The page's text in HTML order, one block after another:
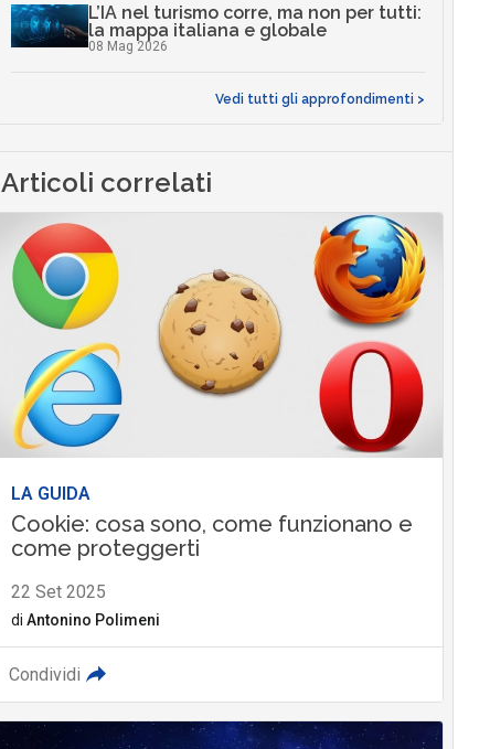
L’IA nel turismo corre, ma non per tutti:
la mappa italiana e globale
08 Mag 2026
Vedi tutti gli approfondimenti >
Articoli correlati
LA GUIDA
Cookie: cosa sono, come funzionano e
come proteggerti
22 Set 2025
di Antonino Polimeni
Condividi